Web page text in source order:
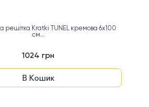
решітка Kratki TUNEL кремова 6х100
см...
1024 грн
В Кошик